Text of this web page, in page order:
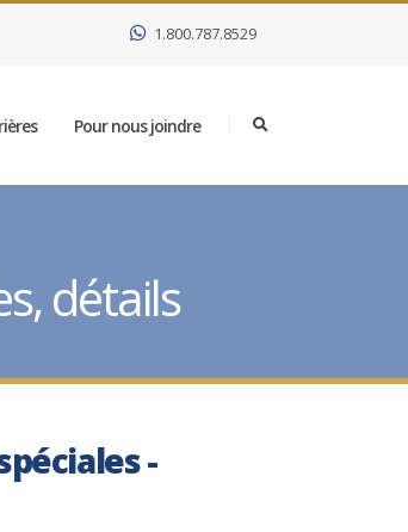
1.800.787.8529
Pour nous joindre
détails
-